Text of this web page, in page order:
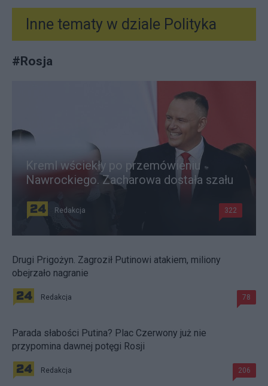
Inne tematy w dziale Polityka
#Rosja
Kreml wściekły po przemówieniu
Nawrockiego. Zacharowa dostała szału
Redakcja 322
Drugi Prigożyn. Zagroził Putinowi atakiem, miliony
obejrzało nagranie
Redakcja 78
Parada słabości Putina? Plac Czerwony już nie
przypomina dawnej potęgi Rosji
Redakcja 206